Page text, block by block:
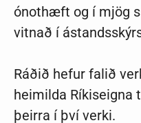
ónothæft og í mjög
vitnað í
Ráðið hefur falið
heimilda Ríkiseigna
þeirra í því verki.